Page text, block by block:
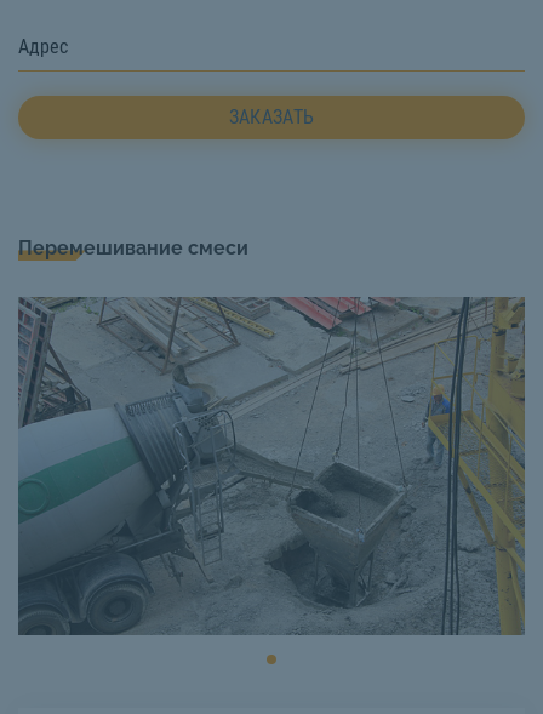
ЗАКАЗАТЬ
Перемешивание смеси